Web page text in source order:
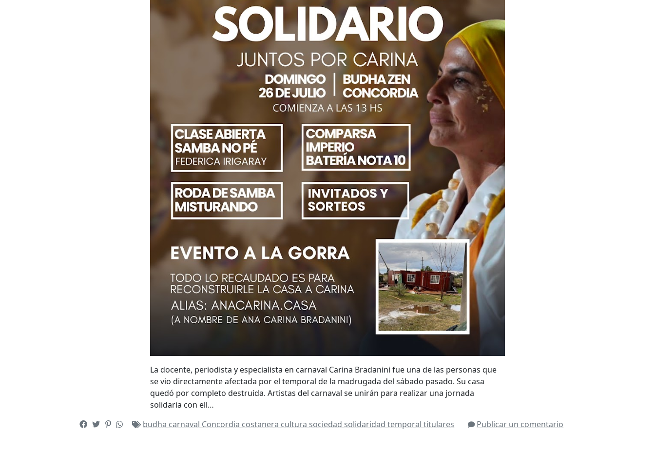
La docente, periodista y especialista en carnaval Carina Bradanini fue una de las personas que
se vio directamente afectada por el temporal de la madrugada del sábado pasado. Su casa
quedó por completo destruida. Artistas del carnaval se unirán para realizar una jornada
solidaria con ell…
budha carnaval Concordia costanera cultura sociedad solidaridadtemporaltitulares Publicar un comentario